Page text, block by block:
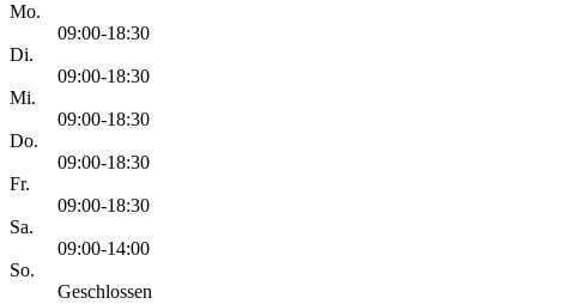
Mo.
09:00-18:30
Di.
09:00-18:30
Mi.
09:00-18:30
Do.
09:00-18:30
Fr.
09:00-18:30
Sa.
09:00-14:00
So.
Geschlossen